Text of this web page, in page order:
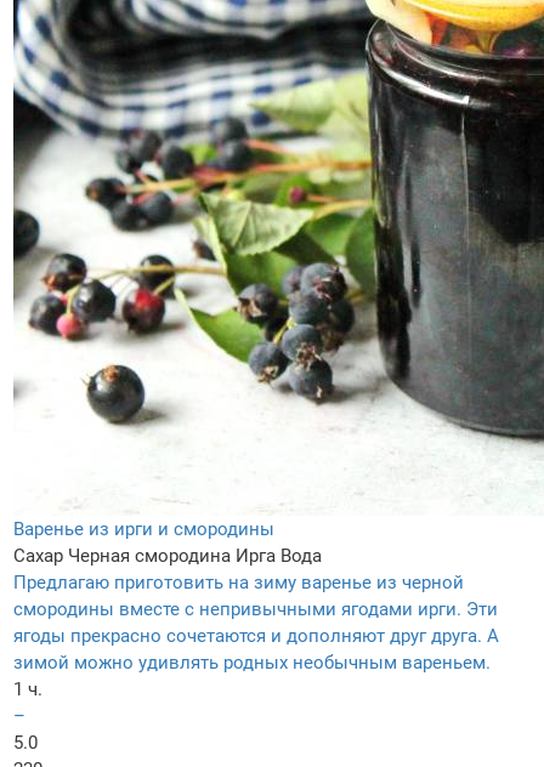
Варенье из ирги и смородины
Сахар Черная смородина Ирга Вода
Предлагаю приготовить на зиму варенье из черной
смородины вместе с непривычными ягодами ирги. Эти
ягоды прекрасно сочетаются и дополняют друг друга. А
зимой можно удивлять родных необычным вареньем.
1 ч.
–
5.0